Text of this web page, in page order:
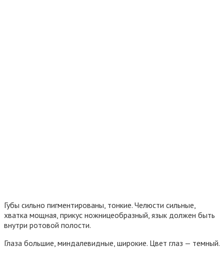
Губы сильно пигментированы, тонкие. Челюсти сильные,
хватка мощная, прикус ножницеобразный, язык должен быть
внутри ротовой полости.
Глаза большие, миндалевидные, широкие. Цвет глаз — темный.